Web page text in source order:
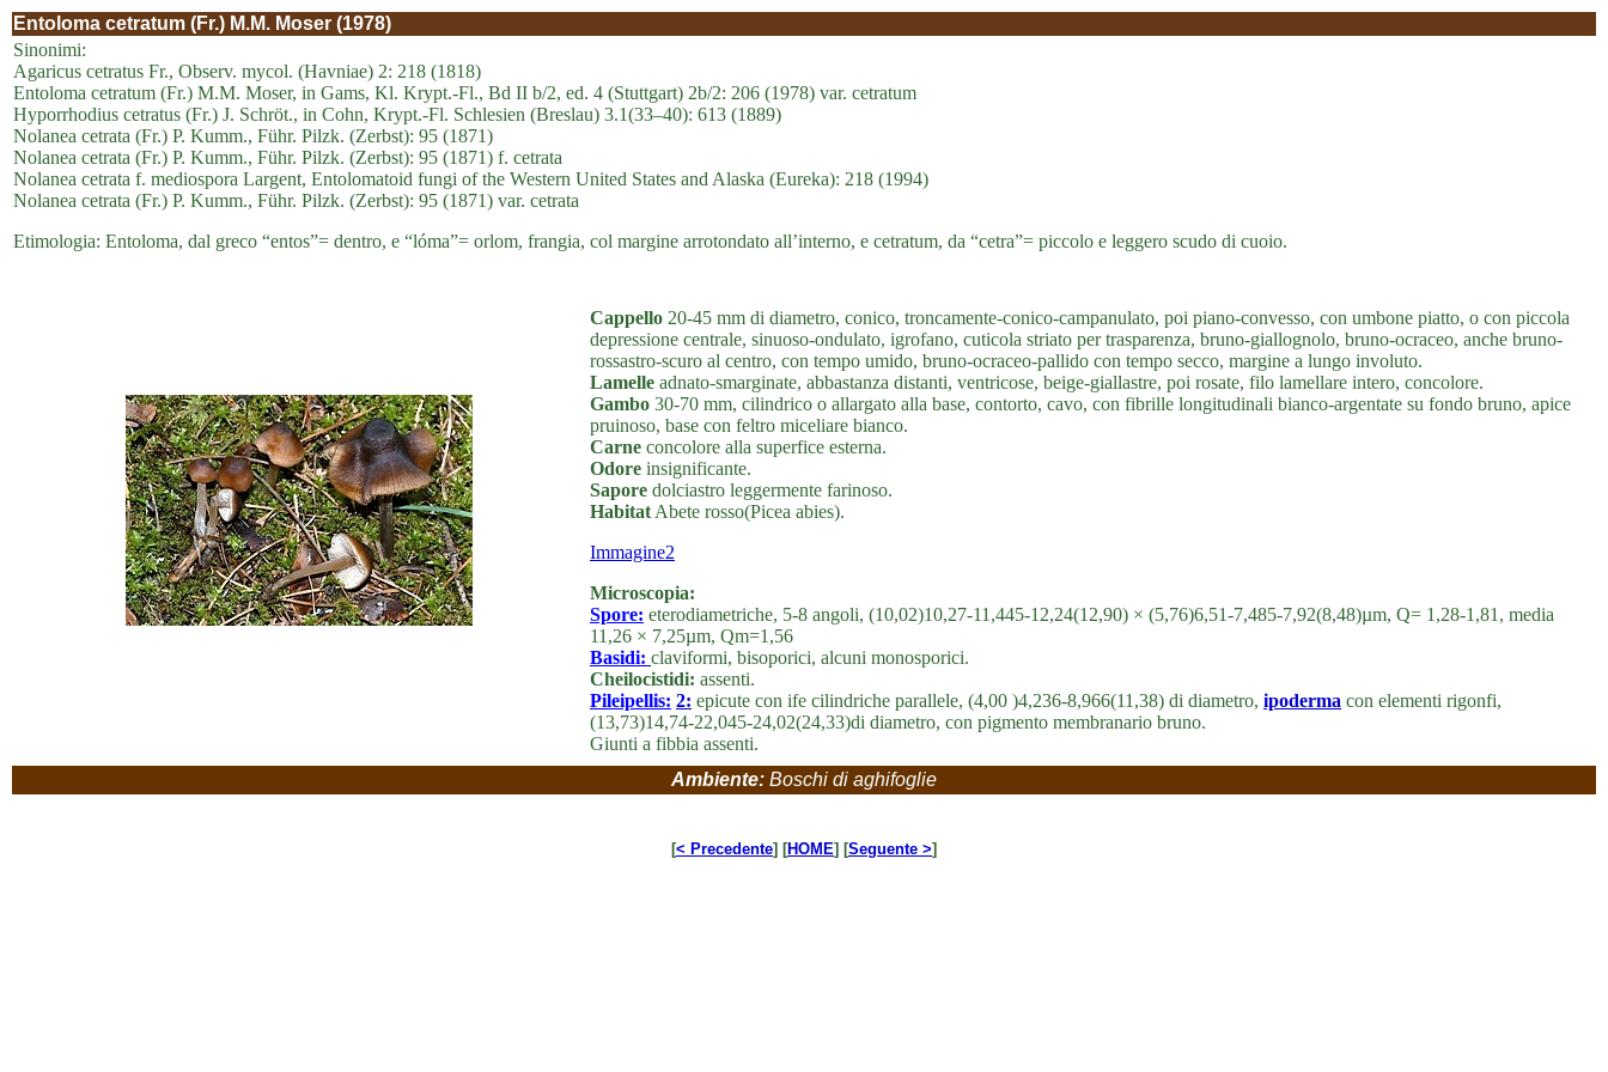
Entoloma cetratum (Fr.) M.M. Moser (1978)
Sinonimi:
Agaricus cetratus Fr., Observ. mycol. (Havniae) 2: 218 (1818)
Entoloma cetratum (Fr.) M.M. Moser, in Gams, Kl. Krypt.-Fl., Bd II b/2, ed. 4 (Stuttgart) 2b/2: 206 (1978) var. cetratum
Hyporrhodius cetratus (Fr.) J. Schröt., in Cohn, Krypt.-Fl. Schlesien (Breslau) 3.1(33–40): 613 (1889)
Nolanea cetrata (Fr.) P. Kumm., Führ. Pilzk. (Zerbst): 95 (1871)
Nolanea cetrata (Fr.) P. Kumm., Führ. Pilzk. (Zerbst): 95 (1871) f. cetrata
Nolanea cetrata f. mediospora Largent, Entolomatoid fungi of the Western United States and Alaska (Eureka): 218 (1994)
Nolanea cetrata (Fr.) P. Kumm., Führ. Pilzk. (Zerbst): 95 (1871) var. cetrata
Etimologia: Entoloma, dal greco “entos”= dentro, e “lóma”= orlom, frangia, col margine arrotondato all’interno, e cetratum, da “cetra”= piccolo e leggero scudo di cuoio.
Cappello 20-45 mm di diametro, conico, troncamente-conico-campanulato, poi piano-convesso, con umbone piatto, o con piccola
depressione centrale, sinuoso-ondulato, igrofano, cuticola striato per trasparenza, bruno-giallognolo, bruno-ocraceo, anche bruno-
rossastro-scuro al centro, con tempo umido, bruno-ocraceo-pallido con tempo secco, margine a lungo involuto.
Lamelle adnato-smarginate, abbastanza distanti, ventricose, beige-giallastre, poi rosate, filo lamellare intero, concolore.
Gambo 30-70 mm, cilindrico o allargato alla base, contorto, cavo, con fibrille longitudinali bianco-argentate su fondo bruno, apice
pruinoso, base con feltro miceliare bianco.
Carne concolore alla superfice esterna.
Odore insignificante.
Sapore dolciastro leggermente farinoso.
Habitat Abete rosso(Picea abies).
Immagine2
Microscopia:
Spore: eterodiametriche, 5-8 angoli, (10,02)10,27-11,445-12,24(12,90) × (5,76)6,51-7,485-7,92(8,48)µm, Q= 1,28-1,81, media
11,26 × 7,25µm, Qm=1,56
Basidi: claviformi, bisoporici, alcuni monosporici.
Cheilocistidi: assenti.
Pileipellis: 2: epicute con ife cilindriche parallele, (4,00 )4,236-8,966(11,38) di diametro, ipoderma con elementi rigonfi,
(13,73)14,74-22,045-24,02(24,33)di diametro, con pigmento membranario bruno.
Giunti a fibbia assenti.
Ambiente: Boschi di aghifoglie
[< Precedente] [HOME] [Seguente >]